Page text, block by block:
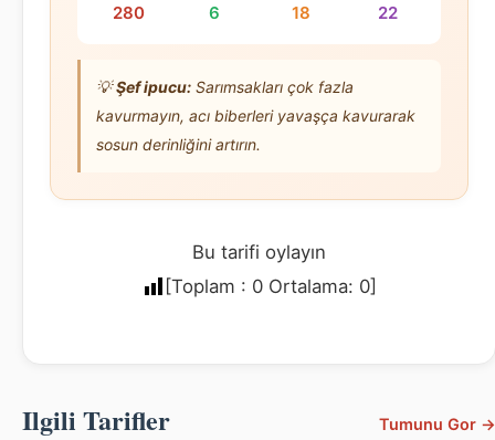
280 6 18 22
💡Şef ipucu: Sarımsakları çok fazla
kavurmayın, acı biberleri yavaşça kavurarak
sosun derinliğini artırın.
Bu tarifi oylayın
[Toplam : 0Ortalama: 0]
Ilgili Tarifler Tumunu Gor →